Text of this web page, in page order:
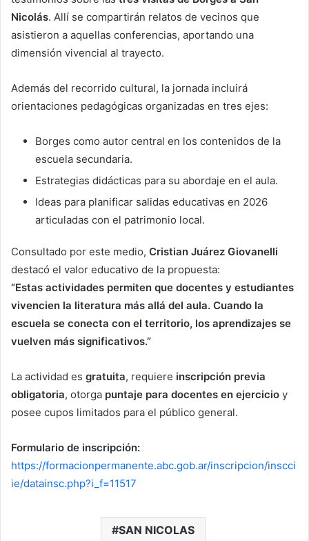
Nicolás. Allí se compartirán relatos de vecinos que
asistieron a aquellas conferencias, aportando una
dimensión vivencial al trayecto.
Además del recorrido cultural, la jornada incluirá
orientaciones pedagógicas organizadas en tres ejes:
Borges como autor central en los contenidos de la
escuela secundaria.
Estrategias didácticas para su abordaje en el aula.
Ideas para planificar salidas educativas en 2026
articuladas con el patrimonio local.
Consultado por este medio, Cristian Juárez Giovanelli
destacó el valor educativo de la propuesta:
“Estas actividades permiten que docentes y estudiantes
vivencien la literatura más allá del aula. Cuando la
escuela se conecta con el territorio, los aprendizajes se
vuelven más significativos.”
La actividad es gratuita, requiere inscripción previa
obligatoria, otorga puntaje para docentes en ejercicio y
posee cupos limitados para el público general.
Formulario de inscripción:
https://formacionpermanente.abc.gob.ar/inscripcion/inscci
ie/datainsc.php?i_f=11517
SAN NICOLAS